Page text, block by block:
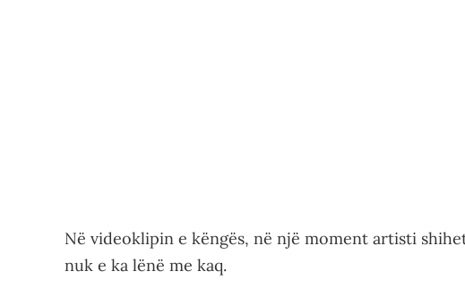
Në videoklipin e këngës, në një moment artisti
nuk e ka lënë me kaq.